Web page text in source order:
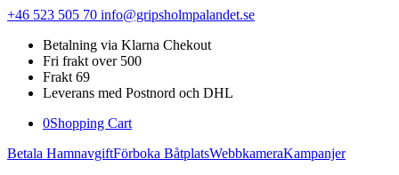
+46 523 505 70 info@gripsholmpalandet.se
Betalning via Klarna Chekout
Fri frakt over 500
Frakt 69
Leverans med Postnord och DHL
0Shopping Cart
Betala HamnavgiftFörboka BåtplatsWebbkameraKampanjer